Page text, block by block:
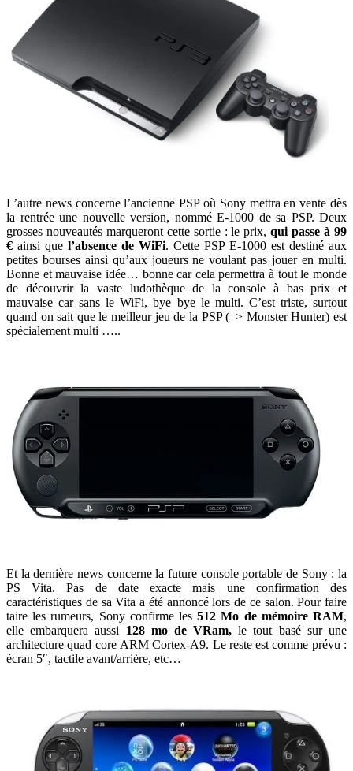
L’autre news concerne l’ancienne PSP où Sony mettra en vente dès
la rentrée une nouvelle version, nommé E-1000 de sa PSP. Deux
grosses nouveautés marqueront cette sortie : le prix,qui passe à 99
€ ainsi que l’absence de WiFi. Cette PSP E-1000 est destiné aux
petites bourses ainsi qu’aux joueurs ne voulant pas jouer en multi.
Bonne et mauvaise idée… bonne car cela permettra à tout le monde
de découvrir la vaste ludothèque de la console à bas prix et
mauvaise car sans le WiFi, bye bye le multi. C’est triste, surtout
quand on sait que le meilleur jeu de la PSP (–> Monster Hunter) est
spécialement multi …..
Et la dernière news concerne la future console portable de Sony : la
PS Vita. Pas de date exacte mais une confirmation des
caractéristiques de sa Vita a été annoncé lors de ce salon. Pour faire
taire les rumeurs, Sony confirme les512 Mo de mémoire RAM,
elle embarquera aussi 128 mo de VRam, le tout basé sur une
architecture quad core ARM Cortex-A9. Le reste est comme prévu :
écran 5″, tactile avant/arrière, etc…